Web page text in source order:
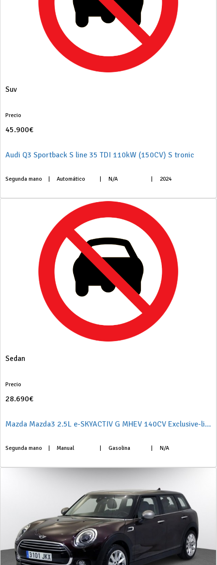
Suv
Precio
45.900€
Audi Q3 Sportback S line 35 TDI 110kW (150CV) S tronic
Segunda mano Automático N/A 2024
Sedan
Precio
28.690€
Mazda Mazda3 2.5L e-SKYACTIV G MHEV 140CV Exclusive-line
Segunda mano Manual Gasolina N/A